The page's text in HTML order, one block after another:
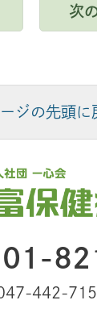
次
ジの先頭に
442-